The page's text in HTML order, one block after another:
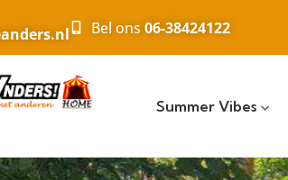
Bel ons 06-38424122
Summer Vibes